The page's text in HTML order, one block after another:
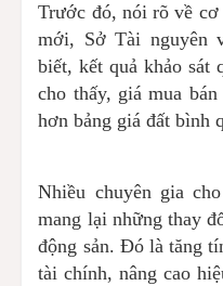
Trước đó, nói rõ về cơ
mới, Sở Tài nguyên
biết, kết quả khảo sát
cho thấy, giá mua
hơn bảng giá đất bình
Nhiều chuyên gia
mang lại những thay
động sản. Đó là tăng
tài chính, nâng cao